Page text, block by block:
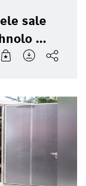
sale
...